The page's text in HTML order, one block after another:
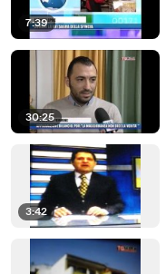
7:39
30:25
3:42